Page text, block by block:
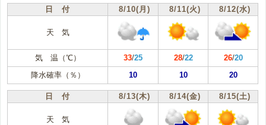
日 付 8/10(月) 8/11(火) 8/12(水)
天 気
気 温（℃） 33/25 28/22 26/20
降水確率（％）
10 10 20
日 付 8/13(木) 8/14(金) 8/15(土)
天 気